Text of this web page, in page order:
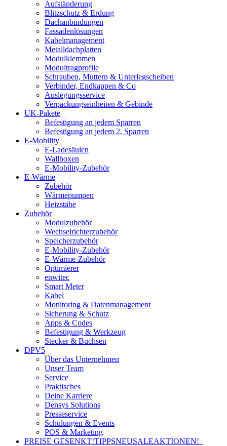
Aufständerung
Blitzschutz & Erdung
Dachanbindungen
Fassadenlösungen
Kabelmanagement
Metalldachplatten
Modulklemmen
Modultragprofile
Schrauben, Muttern & Unterlegscheiben
Verbinder, Endkappen & Co
Auslegungsservice
Verpackungseinheiten & Gebinde
UK-Pakete
Befestigung an jedem Sparren
Befestigung an jedem 2. Sparren
E-Mobility
E-Ladesäulen
Wallboxen
E-Mobility-Zubehör
E-Wärme
Zubehör
Wärmepumpen
Heizstäbe
Zubehör
Modulzubehör
Wechselrichterzubehör
Speicherzubehör
E-Mobility-Zubehör
E-Wärme-Zubehör
Optimierer
enwitec
Smart Meter
Kabel
Monitoring & Datenmanagement
Sicherung & Schutz
Apps & Codes
Befestigung & Werkzeug
Stecker & Buchsen
DPV5
Über das Unternehmen
Unser Team
Service
Praktisches
Deine Karriere
Densys Solutions
Presseservice
Schulungen & Events
POS & Marketing
PREISE GESENKT!TIPPSNEUSALEAKTIONEN!